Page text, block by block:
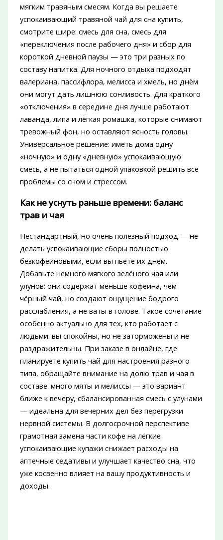
мягким травяным смесям. Когда вы решаете
успокаивающий травяной чай для сна купить,
смотрите шире: смесь для сна, смесь для
«переключения после рабочего дня» и сбор для
короткой дневной паузы — это три разных по
составу напитка. Для ночного отдыха подходят
валериана, пассифлора, мелисса и хмель, но днём
они могут дать лишнюю сонливость. Для краткого
«отключения» в середине дня лучше работают
лаванда, липа и лёгкая ромашка, которые снимают
тревожный фон, но оставляют ясность головы.
Универсальное решение: иметь дома одну
«ночную» и одну «дневную» успокаивающую
смесь, а не пытаться одной упаковкой решить все
проблемы со сном и стрессом.
Как не уснуть раньше времени: баланс
трав и чая
Нестандартный, но очень полезный подход — не
делать успокаивающие сборы полностью
безкофеиновыми, если вы пьёте их днём.
Добавьте немного мягкого зелёного чая или
улунов: они содержат меньше кофеина, чем
чёрный чай, но создают ощущение бодрого
расслабления, а не ваты в голове. Такое сочетание
особенно актуально для тех, кто работает с
людьми: вы спокойны, но не заторможены и не
раздражительны. При заказе в онлайне, где
планируете купить чай для настроения разного
типа, обращайте внимание на долю трав и чая в
составе: много мяты и мелиссы — это вариант
ближе к вечеру, сбалансированная смесь с улунами
— идеальна для вечерних дел без перегрузки
нервной системы. В долгосрочной перспективе
грамотная замена части кофе на лёгкие
успокаивающие купажи снижает расходы на
аптечные седативы и улучшает качество сна, что
уже косвенно влияет на вашу продуктивность и
доходы.